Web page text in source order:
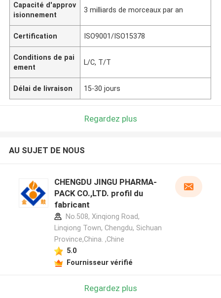
Capacité d'approv
isionnement
3 milliards de morceaux par an
Certification ISO9001/ISO15378
Conditions de pai
ement
L/C, T/T
Délai de livraison 15-30 jours
Regardez plus
AU SUJET DE NOUS
CHENGDU JINGU PHARMA-
PACK CO.,LTD. profil du
fabricant
No.508, Xinqiong Road,
Linqiong Town, Chengdu, Sichuan
Province,China. ,Chine
5.0
Fournisseur vérifié
Regardez plus